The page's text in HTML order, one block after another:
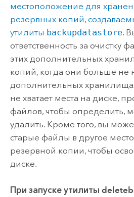
местоположение для
резервных копий,
утилиты backupdatastore.
ответственность за очистку
этих дополнительных
копий, когда они больше не
дополнительных
не хватает места на диске,
файлов, чтобы определить,
удалить. Кроме того, вы
старые файлы в другое
резервной копии, чтобы
диске.
При запуске утилиты